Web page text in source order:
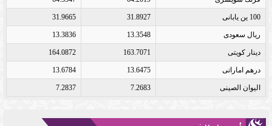
100 ين يابانى 31.8927
31.9665
ريال سعودى 13.3548
13.3836
دينار كويتى 163.7071
164.0872
درهم اماراتى 13.6475
13.6784
اليوان الصينى 7.2683
7.2837